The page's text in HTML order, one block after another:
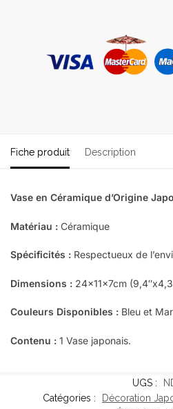
Fiche produit Description
Vase en Céramique d’Origine
Matériau : Céramique
Spécificités : Respectueux de
Dimensions : 24x11x7cm
Couleurs Disponibles : Bleu et
Contenu : 1 Vase japonais.
UGS :
Catégories :
Décoration